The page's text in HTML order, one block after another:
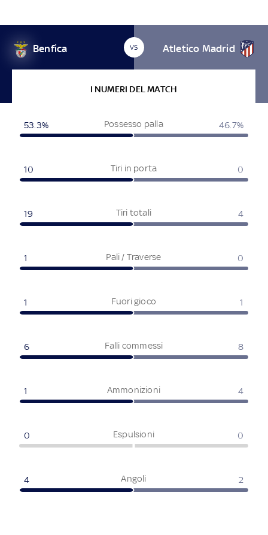
Benfica VS Atletico Madrid
I NUMERI DEL MATCH
Possesso palla
53.3% 46.7%
Tiri in porta
10 0
Tiri totali
19 4
Pali / Traverse
1 0
Fuori gioco
1 1
Falli commessi
6 8
Ammonizioni
1 4
Espulsioni
0 0
Angoli
4 2